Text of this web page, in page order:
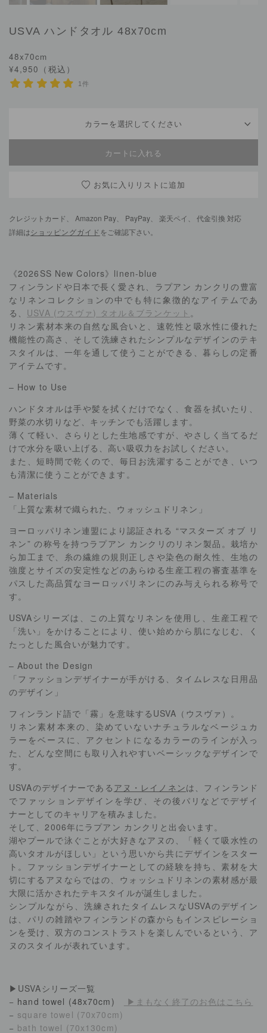
USVAハンドタオル 48x70cm
48x70cm
¥4,950（税込）
1件
カラーを選択してください
お気に入りリスト
クレジットカード、 Amazon Pay、 PayPay、 楽天ペイ、 代金引換 対応
詳細はショッピングガイド をご確認下さい。
《2026SS New Colors》linen-blue
フィンランドや日本で長く愛され、ラプアン カンクリの豊富
なリネンコレクションの中でも特に象徴的なアイテムであ
る、 USVA (ウスヴァ) タオル＆ブランケット 。
リネン素材本来の自然な風合いと、速乾性と吸水性に優れた
機能性の高さ、そして洗練されたシンプルなデザインのテキ
スタイルは、一年を通して使うことができる、暮らしの定番
アイテムです。
– How to Use
ハンドタオルは手や髪を拭くだけでなく、食器を拭いたり、
野菜の水切りなど、キッチンでも活躍します。
薄くて軽い、さらりとした生地感ですが、やさしく当てるだ
けで水分を吸い上げる、高い吸収力をお試しください。
また、短時間で乾くので、毎日お洗濯することができ、いつ
も清潔に使うことができます。
– Materials
「上質な素材で織られた、ウォッシュドリネン」
ヨーロッパリネン連盟により認証される “マスターズ オブ リ
ネン” の称号を持つラプアン カンクリのリネン製品。栽培か
ら加工まで、糸の繊維の規則正しさや染色の耐久性、生地の
強度とサイズの安定性などのあらゆる生産工程の審査基準を
パスした高品質なヨーロッパリネンにのみ与えられる称号で
す。
USVAシリーズは、この上質なリネンを使用し、生産工程で
「洗い」をかけることにより、使い始めから肌になじむ、く
たっとした風合いが魅力です。
– About the Design
「ファッションデザイナーが手がける、タイムレスな日用品
のデザイン」
フィンランド語で「霧」を意味するUSVA（ウスヴァ）。
リネン素材本来の、染めていないナチュラルなベージュカ
ラーをベースに、アクセントになるカラーのラインが入っ
た、どんな空間にも取り入れやすいベーシックなデザインで
す。
USVAのデザイナーである アヌ・レイノネンは、フィンランド
でファッションデザインを学び、その後パリなどでデザイ
ナーとしてのキャリアを積みました。
そして、2006年にラプアン カンクリと出会います。
湖やプールで泳ぐことが大好きなアヌの、「軽くて吸水性の
高いタオルがほしい」という思いから共にデザインをスター
ト。ファッションデザイナーとしての経験を持ち、素材を大
切にするアヌならではの、ウォッシュドリネンの素材感が最
大限に活かされたテキスタイルが誕生しました。
シンプルながら、洗練されたタイムレスなUSVAのデザイン
は、パリの雑踏やフィンランドの森からもインスピレーショ
ンを受け、双方のコンストラストを楽しんでいるという、ア
ヌのスタイルが表れています。
▶USVAシリーズ一覧
− hand towel (48x70cm)
▶まもなく終了のお色はこちら
− square towel (70x70cm)
− bath towel (70x130cm)